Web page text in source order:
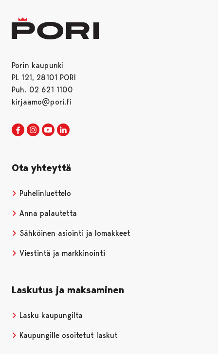
Porin kaupunki
PL 121, 28101 PORI
Puh. 02 621 1100
kirjaamo@pori.fi
Porin kaupunki Facebookissa
Avautuu uudessa välilehdessä
Porin kaupunki Instagramissa
Avautuu uudessa välilehdessä
Porin kaupunki Youtubessa
Avautuu uudessa välilehdessä
Ota yhteyttä
Puhelinluettelo
Anna palautetta
Sähköinen asiointi ja lomakkeet
Viestintä ja markkinointi
Laskutus ja maksaminen
Lasku kaupungilta
Kaupungille osoitetut laskut